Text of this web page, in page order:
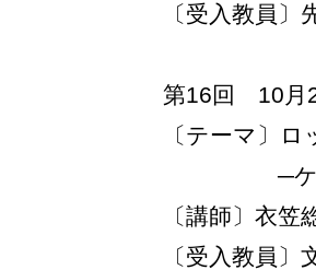
〔受入教員
第16回 10月
〔テーマ〕
─ケンブリ
〔講師〕衣
〔受入教員